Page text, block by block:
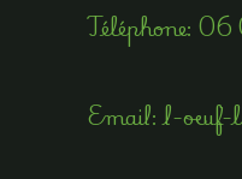
Téléphone​: 06
Email​: l-oeuf-